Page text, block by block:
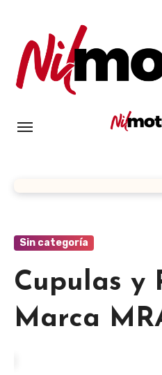
Artículos sobre repuestos y
Sin categoría
Cupulas y
Marca